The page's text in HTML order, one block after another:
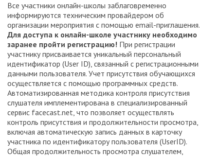
Все участники онлайн-школы заблаговременно
информируются техническим провайдером об
организации мероприятия с помощью email-приглашения.
Для доступа к онлайн-школе участнику необходимо
заранее пройти регистрацию! При регистрации
участнику присваивается уникальный персональный
идентификатор (User ID), связанный с регистрационными
данными пользователя. Учет присутствия обучающихся
осуществляется с помощью программных средств.
Автоматизированная методика контроля присутствия
слушателя имплементирована в специализированный
сервис facecast.net, что позволяет осуществлять
контроль присутствия и продолжительности просмотра,
включая автоматическую запись данных в карточку
участника по идентификатору пользователя (UserID).
Общая продолжительность просмотра слушателем,